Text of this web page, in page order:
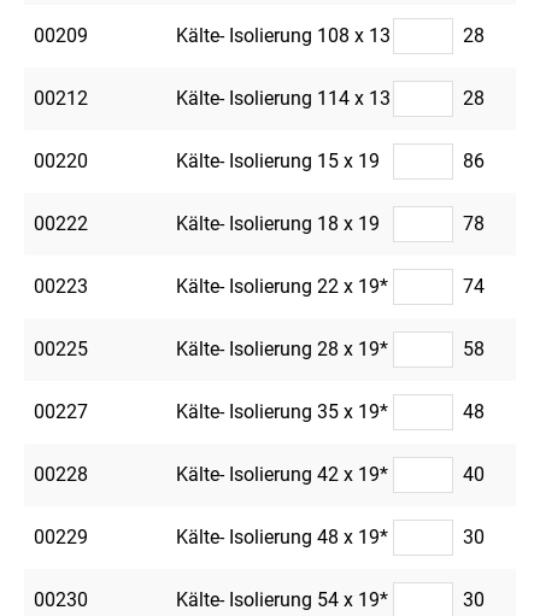
00209 Kälte- Isolierung 108 x 13 28
00212 Kälte- Isolierung 114 x 13 28
00220 Kälte- Isolierung 15 x 19 86
00222 Kälte- Isolierung 18 x 19 78
00223 Kälte- Isolierung 22 x 19* 74
00225 Kälte- Isolierung 28 x 19* 58
00227 Kälte- Isolierung 35 x 19* 48
00228 Kälte- Isolierung 42 x 19* 40
00229 Kälte- Isolierung 48 x 19* 30
00230 Kälte- Isolierung 54 x 19* 30